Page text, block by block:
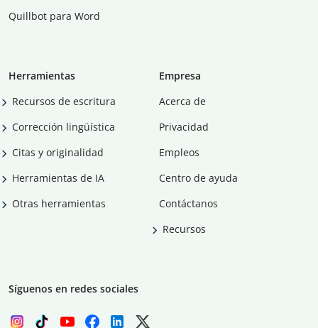
Quillbot para Word
Herramientas
Recursos de escritura
Corrección lingüística
Citas y originalidad
Herramientas de IA
Otras herramientas
Empresa
Acerca de
Privacidad
Empleos
Centro de ayuda
Contáctanos
Recursos
Síguenos en redes sociales